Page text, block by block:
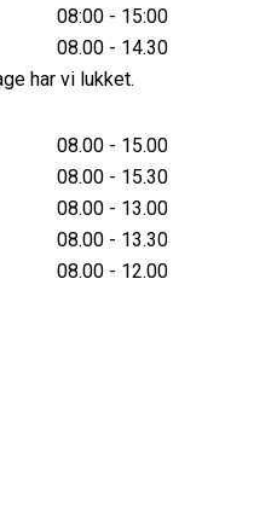
08:00 - 15:00
08.00 - 14.30
har vi lukket.
08.00 - 15.00
08.00 - 15.30
08.00 - 13.00
08.00 - 13.30
08.00 - 12.00